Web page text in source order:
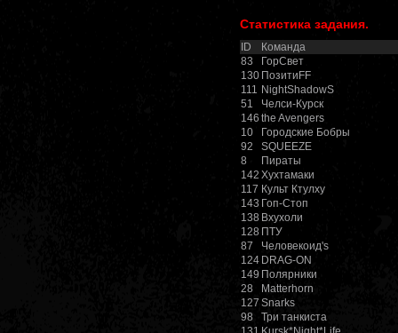
Статистика задания.
ID
Команда
83
ГорСвет
130 ПозитиFF
111 NightShadowS
51
Челси-Курск
146 the Avengers
10
Городские Бобры
92
SQUEEZE
8
Пираты
142 Хухтамаки
117 Культ Ктулху
143 Гоп-Стоп
138 Вхухоли
128 ПТУ
87
Человекоид's
124 DRAG-ON
149 Полярники
28
Matterhorn
127 Snarks
98
Три танкиста